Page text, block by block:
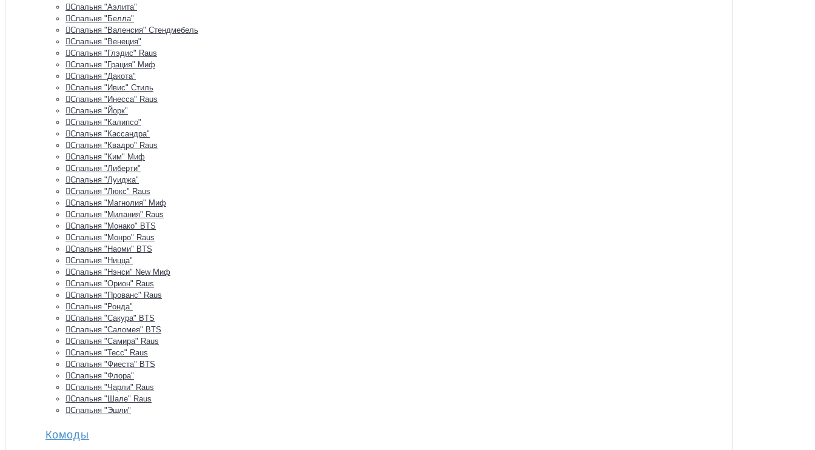
Спальня "Аэлита"
Спальня "Белла"
Спальня "Валенсия" Стендмебель
Спальня "Венеция"
Спальня "Глэдис" Raus
Спальня "Грация" Миф
Спальня "Дакота"
Спальня "Ивис" Стиль
Спальня "Инесса" Raus
Спальня "Йорк"
Спальня "Калипсо"
Спальня "Кассандра"
Спальня "Квадро" Raus
Спальня "Ким" Миф
Спальня "Либерти"
Спальня "Луиджа"
Спальня "Люкс" Raus
Спальня "Магнолия" Миф
Спальня "Милания" Raus
Спальня "Монако" BTS
Спальня "Монро" Raus
Спальня "Наоми" BTS
Спальня "Ницца"
Спальня "Нэнси" New Миф
Спальня "Орион" Raus
Спальня "Прованс" Raus
Спальня "Ронда"
Спальня "Сакура" BTS
Спальня "Саломея" BTS
Спальня "Самира" Raus
Спальня "Тесс" Raus
Спальня "Фиеста" BTS
Спальня "Флора"
Спальня "Чарли" Raus
Спальня "Шале" Raus
Спальня "Эшли"
Комоды